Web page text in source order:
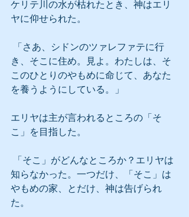
ケリテ川の水が枯れたとき、神はエリ
ヤに仰せられた。
き、そこに住め。見よ。わたしは、そ
このひとりのやもめに命じて、あなた
を養うようにしている。」
エリヤは主が言われるところの「そ
こ」を目指した。
知らなかった。一つだけ、「そこ」は
やもめの家、とだけ、神は告げられ
た。